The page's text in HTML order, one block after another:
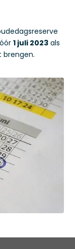
1 juli 2023 als
brengen.